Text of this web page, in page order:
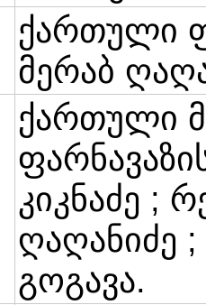
ქართული
მერაბ
ქართული
კიკნაძე ;
ღაღანიძე ;
გოგავა.